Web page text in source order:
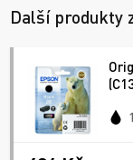
Další produkty